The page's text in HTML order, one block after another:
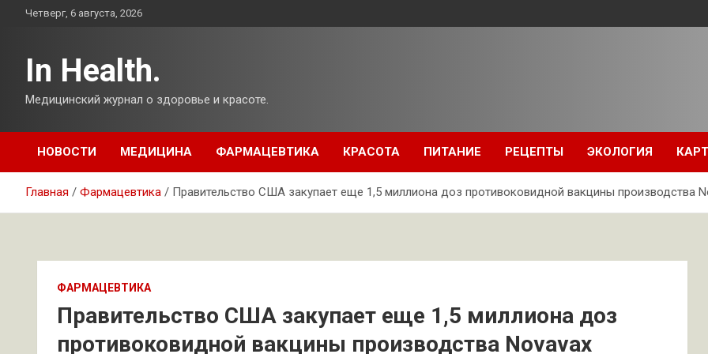
ПерейтиЧетверг, 6 августа, 2026
In Health.
Медицинский журнал о здоровье и красоте.
НОВОСТИ МЕДИЦИНА ФАРМАЦЕВТИКА КРАСОТА ПИТАНИЕ РЕЦЕПТЫ ЭКОЛОГИЯ
Главная Фармацевтика Правительство США закупает еще 1,5 миллиона доз противоковидной вакцины производства
ФАРМАЦЕВТИКА
Правительство США закупает еще 1,5 миллиона доз
противоковидной вакцины производства Novavax